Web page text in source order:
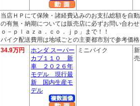
当店ＨＰにて保険・諸経費込みのお支払総額を自
の有無・納期については販売店に必ずお問い合わ
ｏ－ｐｌａｚａ．ｃｏ．ｊｐ」まで！！
バイク配送費用は地域ごとの主要都市別で参考価
34.9万円
ホンダ スーパー
カブ１１０ 新
車 ２０２６年
モデル 現行最
新 国内生産モ
デル
ミニバイク